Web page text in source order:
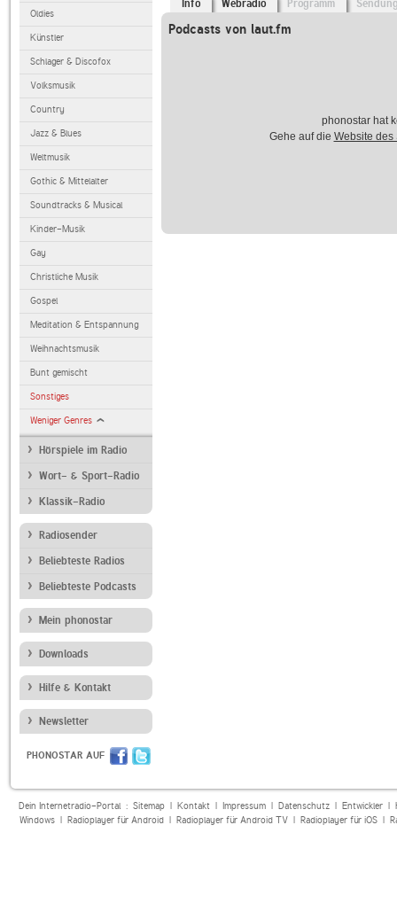
Oldies
Künstler
Schlager & Discofox
Volksmusik
Country
Jazz & Blues
Weltmusik
Gothic & Mittelalter
Soundtracks & Musical
Kinder-Musik
Gay
Christliche Musik
Gospel
Meditation & Entspannung
Weihnachtsmusik
Bunt gemischt
Sonstiges
Weniger Genres
Hörspiele im Radio
Wort- & Sport-Radio
Klassik-Radio
Radiosender
Beliebteste Radios
Beliebteste Podcasts
Mein phonostar
Downloads
Hilfe & Kontakt
Newsletter
PHONOSTAR AUF
Info Webradio Programm
Podcasts von laut.fm
phonostar hat
Gehe auf die Website des
Dein Internetradio-Portal : Sitemap| Kontakt| Impressum| Datenschutz| Entwickler|
Windows| Radioplayer für Android| Radioplayer für Android TV| Radioplayer für iOS|